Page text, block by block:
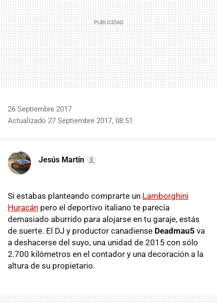
26 Septiembre 2017
Actualizado 27 Septiembre 2017, 08:51
Jesús Martín
Si estabas planteando comprarte un Lamborghini
Huracán pero el deportivo italiano te parecía
demasiado aburrido para alojarse en tu garaje, estás
de suerte. El DJ y productor canadiense Deadmau5 va
a deshacerse del suyo, una unidad de 2015 con sólo
2.700 kilómetros en el contador y una decoración a la
altura de su propietario.